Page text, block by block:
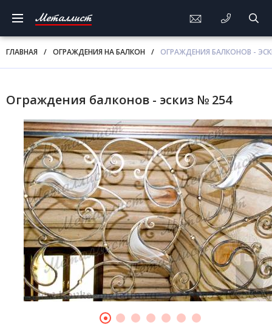
Металлист
ГЛАВНАЯ / ОГРАЖДЕНИЯ НА БАЛКОН / ОГРАЖДЕНИЯ БАЛКОНОВ -
Ограждения балконов - эскиз № 254